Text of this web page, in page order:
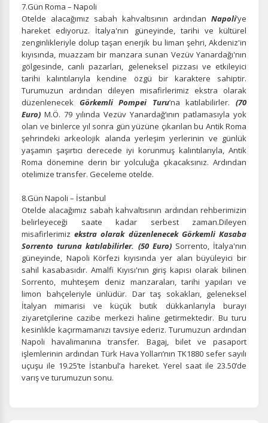
7.Gün Roma – Napoli
Otelde alacağımız sabah kahvaltısının ardından Napoli’ye
hareket ediyoruz. İtalya'nın güneyinde, tarihi ve kültürel
zenginlikleriyle dolup taşan enerjik bu liman şehri, Akdeniz'in
kıyısında, muazzam bir manzara sunan Vezüv Yanardağı'nın
gölgesinde, canlı pazarları, geleneksel pizzası ve etkileyici
tarihi kalıntılarıyla kendine özgü bir karaktere sahiptir.
Turumuzun ardından dileyen misafirlerimiz ekstra olarak
düzenlenecek Görkemli Pompei Turu’na katılabilirler.(70
Euro) M.Ö. 79 yılında Vezüv Yanardağ’ının patlamasıyla yok
olan ve binlerce yıl sonra gün yüzüne çıkarılan bu Antik Roma
şehrindeki arkeolojik alanda yerleşim yerlerinin ve günlük
yaşamın şaşırtıcı derecede iyi korunmuş kalıntılarıyla, Antik
Roma dönemine derin bir yolculuğa çıkacaksınız. Ardından
otelimize transfer. Geceleme otelde.
8.Gün Napoli – İstanbul
Otelde alacağımız sabah kahvaltısının ardından rehberimizin
belirleyeceği saate kadar serbest zaman.Dileyen
misafirlerimizekstra olarak düzenlenecek Görkemli Kasaba
Sorrento turuna katılabilirler. (50 Euro) Sorrento, İtalya'nın
güneyinde, Napoli Körfezi kıyısında yer alan büyüleyici bir
sahil kasabasıdır. Amalfi Kıyısı'nın giriş kapısı olarak bilinen
Sorrento, muhteşem deniz manzaraları, tarihi yapıları ve
limon bahçeleriyle ünlüdür. Dar taş sokakları, geleneksel
İtalyan mimarisi ve küçük butik dükkanlarıyla burayı
ziyaretçilerine cazibe merkezi haline getirmektedir. Bu turu
kesinlikle kaçırmamanızı tavsiye ederiz. Turumuzun ardından
Napoli havalimanına transfer. Bagaj, bilet ve pasaport
işlemlerinin ardından Türk Hava Yolları’nın TK1880 sefer sayılı
uçuşu ile 19.25’te İstanbul’a hareket. Yerel saat ile 23.50’de
varış ve turumuzun sonu.